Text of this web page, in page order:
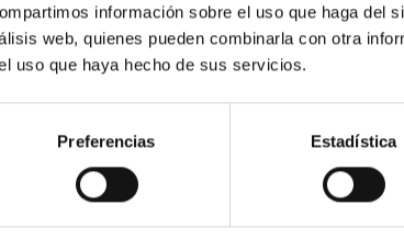
información sobre el uso que haga del
web, quienes pueden combinarla con otra
uso que haya hecho de sus servicios.
Preferencias Estadística